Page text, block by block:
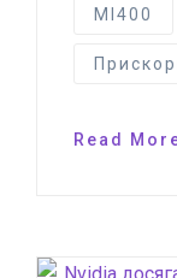
MI400
Read